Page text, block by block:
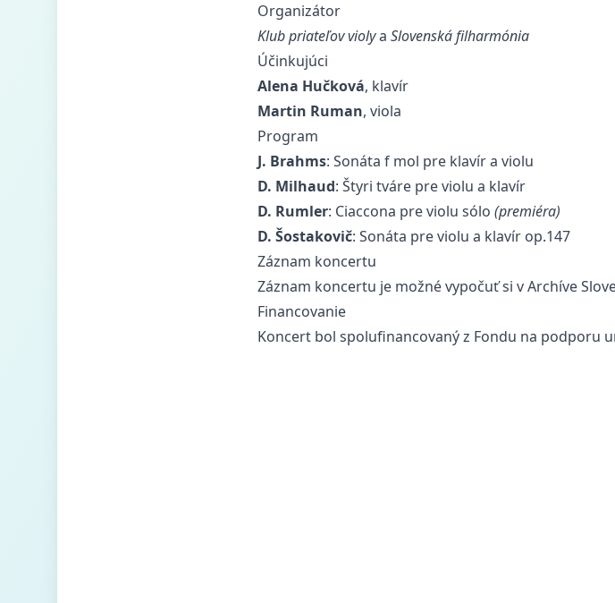
Organizátor
Klub priateľov violya Slovenská filharmónia
Účinkujúci
Alena Hučková, klavír
Martin Ruman, viola
Program
J. Brahms: Sonáta f mol pre klavír a violu
D. Milhaud: Štyri tváre pre violu a klavír
D. Rumler: Ciaccona pre violu sólo (premiéra)
D. Šostakovič: Sonáta pre violu a klavír op.147
Záznam koncertu
Záznam koncertu je možné vypočuť si vArchíve
Financovanie
Koncert bol spolufinancovaný z Fondu na podporu